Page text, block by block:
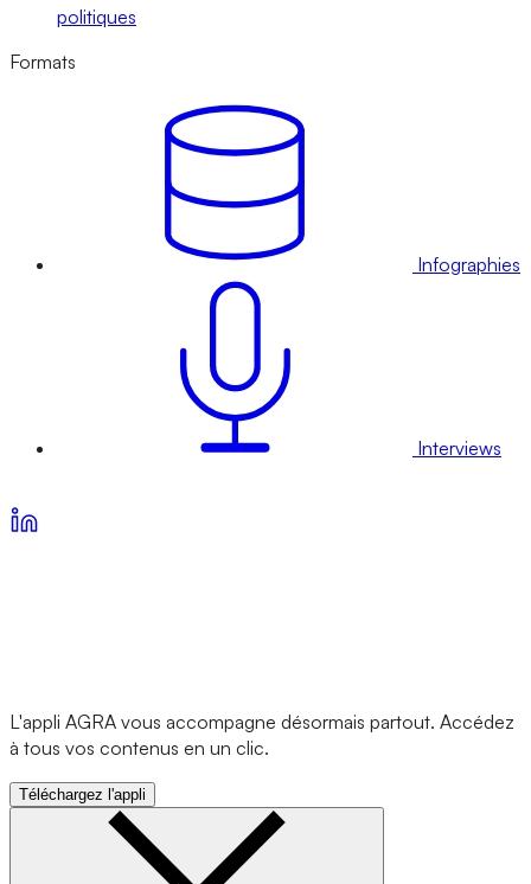
politiques
Formats
Infographies
Interviews
L'appli AGRA vous accompagne désormais partout. Accédez
à tous vos contenus en un clic.
Téléchargez l'appli